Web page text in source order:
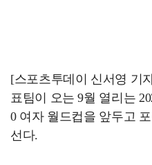
[스포츠투데이 신서영 기
표팀이 오는 9월 열리는
0 여자 월드컵을 앞두고
선다.